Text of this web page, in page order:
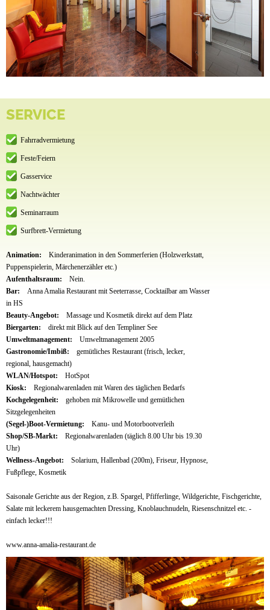
SERVICE
Fahrradvermietung
Feste/Feiern
Gasservice
Nachtwächter
Seminarraum
Surfbrett-Vermietung
Animation:
Kinderanimation in den Sommerferien (Holzwerkstatt,
Puppenspielerin, Märchenerzähler etc.)
Aufenthaltsraum:
Nein.
Bar:
Anna Amalia Restaurant mit Seeterrasse, Cocktailbar am Wasser
in HS
Beauty-Angebot:
Massage und Kosmetik direkt auf dem Platz
Biergarten:
direkt mit Blick auf den Templiner See
Umweltmanagement:
Umweltmanagement 2005
Gastronomie/Imbiß:
gemütliches Restaurant (frisch, lecker,
regional, hausgemacht)
WLAN/Hotspot:
HotSpot
Kiosk:
Regionalwarenladen mit Waren des täglichen Bedarfs
Kochgelegenheit:
gehoben mit Mikrowelle und gemütlichen
Sitzgelegenheiten
(Segel-)Boot-Vermietung:
Kanu- und Motorbootverleih
Shop/SB-Markt:
Regionalwarenladen (täglich 8.00 Uhr bis 19.30
Uhr)
Wellness-Angebot:
Solarium, Hallenbad (200m), Friseur, Hypnose,
Fußpflege, Kosmetik
Saisonale Gerichte aus der Region, z.B. Spargel, Pfifferlinge, Wildgerichte, Fischgerichte,
Salate mit leckerem hausgemachten Dressing, Knoblauchnudeln, Riesenschnitzel etc. -
einfach lecker!!!
www.anna-amalia-restaurant.de